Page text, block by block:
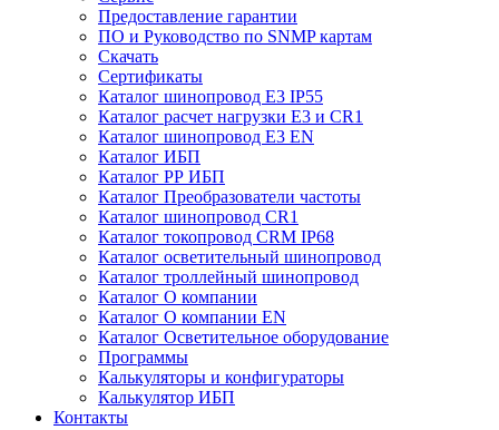
Предоставление гарантии
ПО и Руководство по SNMP картам
Скачать
Сертификаты
Каталог шинопровод E3 IP55
Каталог расчет нагрузки Е3 и CR1
Каталог шинопровод E3 EN
Каталог ИБП
Каталог РР ИБП
Каталог Преобразователи частоты
Каталог шинопровод CR1
Каталог токопровод CRM IP68
Каталог осветительный шинопровод
Каталог троллейный шинопровод
Каталог О компании
Каталог О компании EN
Каталог Осветительное оборудование
Программы
Калькуляторы и конфигураторы
Калькулятор ИБП
Контакты